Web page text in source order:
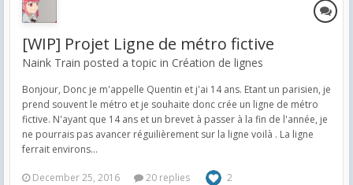
[WIP] Projet Ligne de métro fictive
Naink Train posted a topic in Création de lignes
Bonjour, Donc je m'appelle Quentin et j'ai 14 ans. Etant un parisien, je
prend souvent le métro et je souhaite donc crée un ligne de métro
fictive. N'ayant que 14 ans et un brevet à passer à la fin de l'année, je
ne pourrais pas avancer réguilièrement sur la ligne voilà . La ligne
ferrait environs...
December 25, 2016 20 replies 2